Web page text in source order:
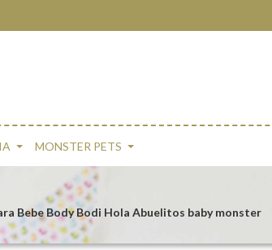
MONSTER PETS
Bebe Body Bodi Hola Abuelitos baby monster